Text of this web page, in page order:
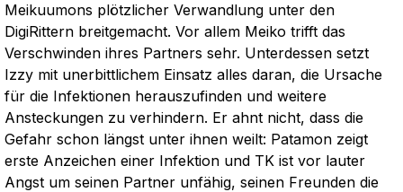
Meikuumons plötzlicher Verwandlung unter den
DigiRittern breitgemacht. Vor allem Meiko trifft das
Verschwinden ihres Partners sehr. Unterdessen setzt
Izzy mit unerbittlichem Einsatz alles daran, die Ursache
für die Infektionen herauszufinden und weitere
Ansteckungen zu verhindern. Er ahnt nicht, dass die
Gefahr schon längst unter ihnen weilt: Patamon zeigt
erste Anzeichen einer Infektion und TK ist vor lauter
Angst um seinen Partner unfähig, seinen Freunden die